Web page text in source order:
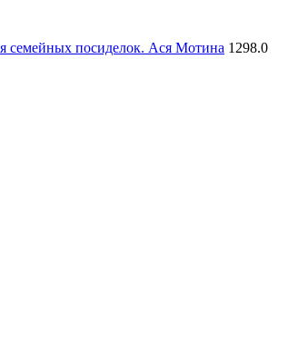
семейных посиделок. Ася Мотина 1298.0